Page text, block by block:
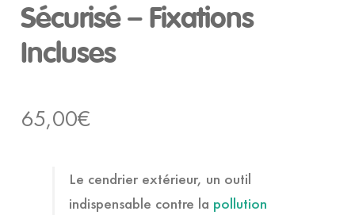
Sécurisé – Fixations
Incluses
65,00€
Le cendrier extérieur, un outil
indispensable contre la pollution